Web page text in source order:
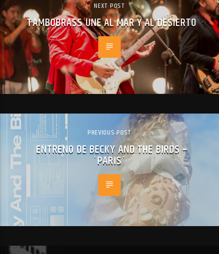
NEXT POST
TAMBOBRASS UNE AL MAR Y AL DESIERTO
PREVIOUS POST
ENTRENO DE BECKY AND THE BIRDS –
`PARIS`